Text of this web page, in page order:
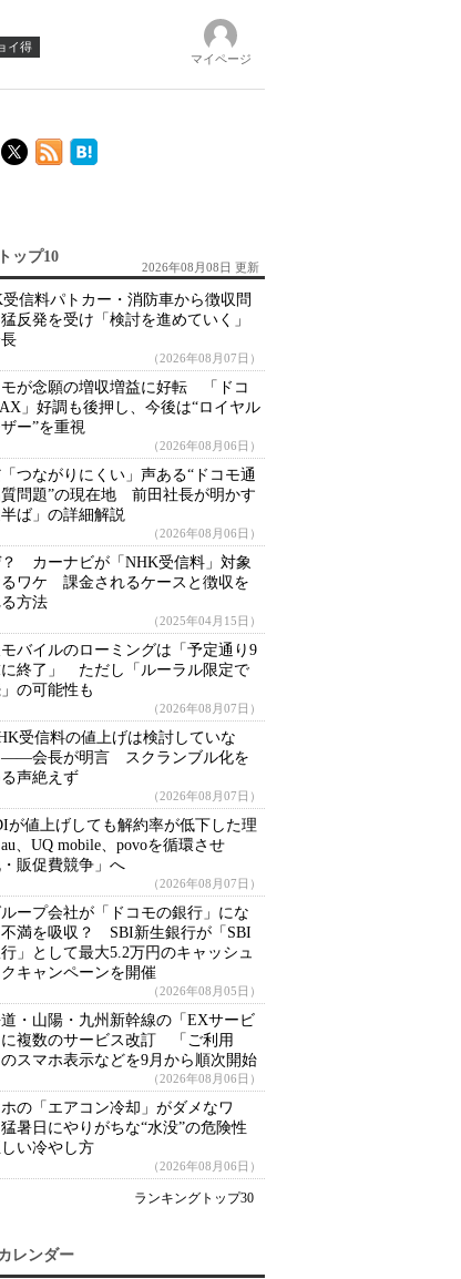
イ得
マイページ
ップ10
2026年08月08日 更新
信料パトカー・消防車から徴収問
反発を受け「検討を進めていく」
（2026年08月07日）
モが念願の増収増益に好転 「ドコ
」好調も後押し、今後は“ロイヤル
ー”を重視
（2026年08月06日）
つながりにくい」声ある“ドコモ通
問題”の現在地 前田社長が明かす
半ば」の詳細解説
（2026年08月06日）
？ カーナビが「NHK受信料」対象
るワケ 課金されるケースと徴収を
方法
（2025年04月15日）
バイルのローミングは「予定通り9
に終了」 ただし「ルーラル限定で
の可能性も
（2026年08月07日）
受信料の値上げは検討していな
――会長が明言 スクランブル化を
声絶えず
（2026年08月07日）
が値上げしても解約率が低下した理
、UQ mobile、povoを循環させ
・販促費競争」へ
（2026年08月07日）
ープ会社が「ドコモの銀行」にな
不満を吸収？ SBI新生銀行が「SBI
」として最大5.2万円のキャッシュ
キャンペーンを開催
（2026年08月05日）
・山陽・九州新幹線の「EXサービ
に複数のサービス改訂 「ご利用
スマホ表示などを9月から順次開始
（2026年08月06日）
の「エアコン冷却」がダメなワ
暑日にやりがちな“水没”の危険性
い冷やし方
（2026年08月06日）
ランキングトップ30
レンダー